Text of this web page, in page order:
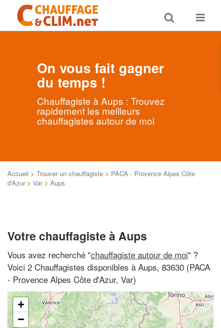
Toggle
search
Toggle
On vous fait gagner
du temps !
Chauffagiste à Aups : Trouvez
rapidement les meilleurs
chauffagistes autour de moi
Accueil > Trouver un chauffagiste > PACA - Provence Alpes Côte
d'Azur > Var > Aups
Votre chauffagiste à Aups
Vous avez recherché "chauffagiste autour de moi" ?
Voici 2 Chauffagistes disponibles à Aups, 83630 (PACA
- Provence Alpes Côte d'Azur, Var)
+
−